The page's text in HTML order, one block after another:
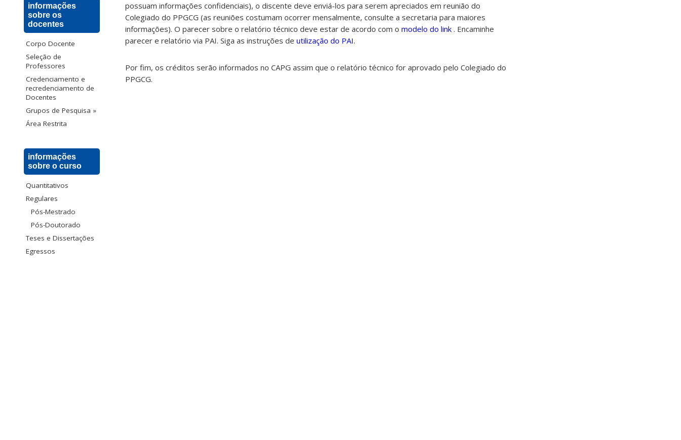
informações
sobre os
docentes
Corpo Docente
Seleção de
Professores
Credenciamento e
recredenciamento de
Docentes
Grupos de Pesquisa »
Área Restrita
informações
sobre o curso
Quantitativos
Regulares
Pós-Mestrado
Pós-Doutorado
Teses e Dissertações
Egressos
possuam informações confidenciais), o discente deve enviá-los para serem apreciados em reunião do
Colegiado do PPGCG (as reuniões costumam ocorrer mensalmente, consulte a secretaria para maiores
informações). O parecer sobre o relatório técnico deve estar de acordo com o modelo do link . Encaminhe
parecer e relatório via PAI. Siga as instruções de utilização do PAI.
Por fim, os créditos serão informados no CAPG assim que o relatório técnico for aprovado pelo Colegiado do
PPGCG.